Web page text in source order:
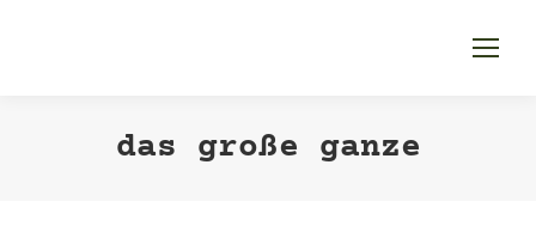
das große ganze